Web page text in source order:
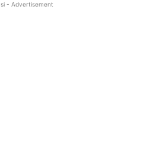
- Advertisement